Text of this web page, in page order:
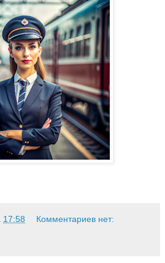
17:58 Комментариев нет: